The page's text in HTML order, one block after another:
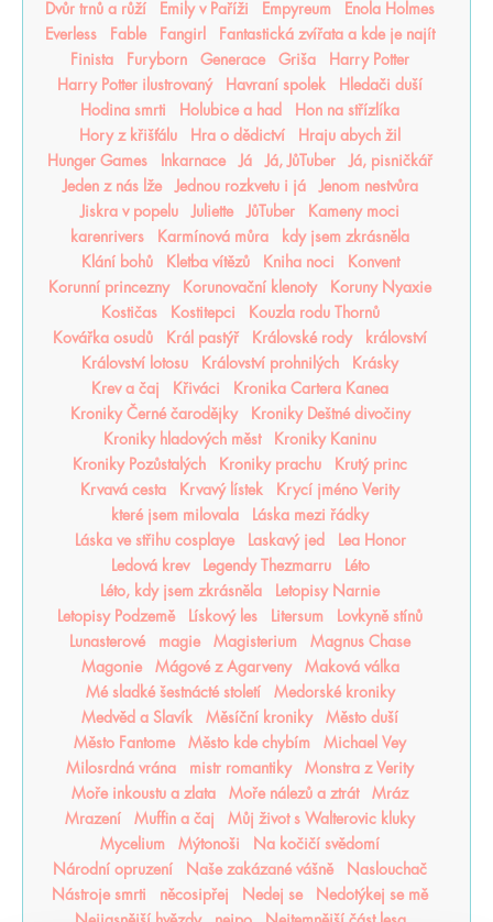
Dvůr trnů a růží
Emily v Paříži Empyreum
Enola Holmes
Everless
Fable Fangirl
Fantastická zvířata a kde je najít
Finista
Furyborn Generace Griša
Harry Potter
Harry Potter ilustrovaný
Havraní spolek
Hledači duší
Hodina smrti
Holubice a had
Hon na střízlíka
Hory z křišťálu
Hra o dědictví
Hraju abych žil
Hunger Games
Inkarnace Já Já, JůTuber
Já, pisničkář
Jeden z nás lže
Jednou rozkvetu i já
Jenom nestvůra
Jiskra v popelu
Juliette JůTuber
Kameny moci
karenrivers
Karmínová můra
kdy jsem zkrásněla
Klání bohů
Kletba vítězů Kniha noci
Konvent
Korunní princezny
Korunovační klenoty
Koruny Nyaxie
Kostičas
Kostitepci
Kouzla rodu Thornů
Kovářka osudů
Král pastýř Královské rody
království
Království lotosu
Království prohnilých
Krásky
Krev a čaj
Křiváci
Kronika Cartera Kanea
Kroniky Černé čarodějky
Kroniky Deštné divočiny
Kroniky hladových měst
Kroniky Kaninu
Kroniky Pozůstalých
Kroniky prachu
Krutý princ
Krvavá cesta
Krvavý lístek
Krycí jméno Verity
které jsem milovala
Láska mezi řádky
Láska ve střihu cosplaye
Laskavý jed
Lea Honor
Ledová krev
Legendy Thezmarru
Léto
Léto, kdy jsem zkrásněla
Letopisy Narnie
Letopisy Podzemě
Lískový les Litersum
Lovkyně stínů
Lunasterové
magie Magisterium
Magnus Chase
Magonie
Mágové z Agarveny
Maková válka
Mé sladké šestnácté století
Medorské kroniky
Medvěd a Slavík
Měsíční kroniky
Město duší
Město Fantome
Město kde chybím
Michael Vey
Milosrdná vrána
mistr romantiky
Monstra z Verity
Moře inkoustu a zlata
Moře nálezů a ztrát
Mráz
Mrazení
Muffin a čaj
Můj život s Walterovic kluky
Mycelium
Mýtonoši
Na kočičí svědomí
Národní opruzení
Naše zakázané vášně
Naslouchač
Nástroje smrti
něcosipřej Nedej se
Nedotýkej se mě